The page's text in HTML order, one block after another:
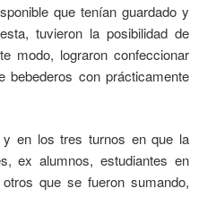
que tenían guardado y
tuvieron la posibilidad de
modo, lograron confeccionar
bebederos con prácticamente
en los tres turnos en que la
ex alumnos, estudiantes en
que se fueron sumando,